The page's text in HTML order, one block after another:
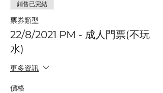
銷售已完結
票券類型
22/8/2021 PM - 成人門票(不玩
水)
更多資訊
價格